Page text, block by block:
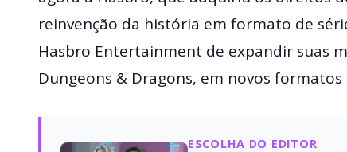
reinvenção da história em formato de
Hasbro Entertainment de expandir suas
Dungeons & Dragons, em novos formatos
ESCOLHA DO EDITOR